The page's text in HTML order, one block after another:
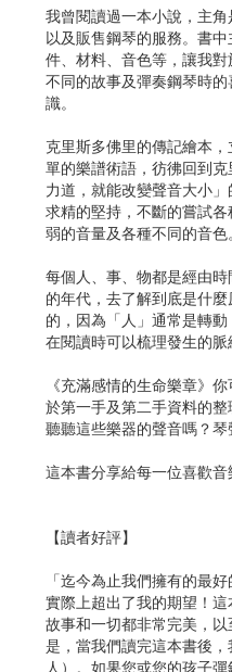
我曾閱讀過一本小說，主
以及販售鋼琴的服務。書
件、材料、音色等，讓我
不同的故事及彈奏鋼琴時
識。
克里斯多佛里的傳記繪本
單的樂譜術語，彷彿回到
力道，就能改變聲音大小
求精的堅持，不斷的嘗試
弱的音量及各種不同的音色
每個人、事、物都是經由
的年代，去了解到底是什
的，因為「人」通常是轉
在閱讀時可以梳理發生的
《充滿感情的生命樂章》
於第一手及第二手資料的
聽聽這些樂器的聲音嗎？
這本書分享給每一位喜歡
【讀者好評】
「迄今為止我們擁有的最
實際上超出了我的期望！
故事和一切都非常完美，
是，當我們讀完這本書後
人）。如果您或您的孩子